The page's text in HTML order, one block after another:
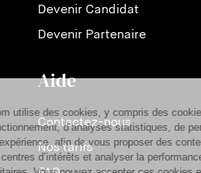
Devenir Candidat
Devenir Partenaire
Aide
Contactez-nous
Nos tarifs